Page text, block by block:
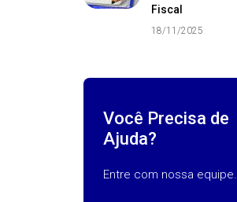
Fiscal
18/11/2025
Você Precisa de
Ajuda?
Entre com nossa equipe.